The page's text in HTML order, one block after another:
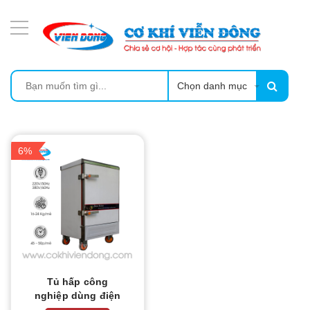
Chọn danh mục
6%
Tủ hấp công
nghiệp dùng điện
MÁY ÉP MÍA TẠO BỌT
MÁY RỬA BÁT SIÊU ÂM
LÒ SẤY
MÁY SẤY THỰC PHẨM CÔNG NGHIỆP
CẨM NANG